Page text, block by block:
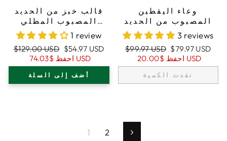
قالب خبز من الحديد
المصبوب المطلي
بالمينا مع غطاء، أزرق
أخضر داكن، آمن
للاستخدام في الفرن
للخبز، مجموعة خبز
حرفية - قالب رغيف
1 review
السعر
العادي
$129.00 USD سعر
البيع
$54.97 USD
احفظ $74.03 USD
أضف إلى السلة
وعاء اليقطين
المصبوب من الحديد
المطلي بالمينا،
DUTCH OVEN،
COCOTTE، برتقالي،
2.32 QT (2.2 L)
3 reviews
السعر
العادي
$99.97 USD سعر
البيع
$79.97 USD
احفظ $20.00 USD
نفدت الكمية
1 2 التالي